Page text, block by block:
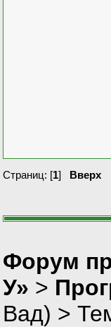
Страниц: [1] Вверх
Форум
У» >
Вад) >